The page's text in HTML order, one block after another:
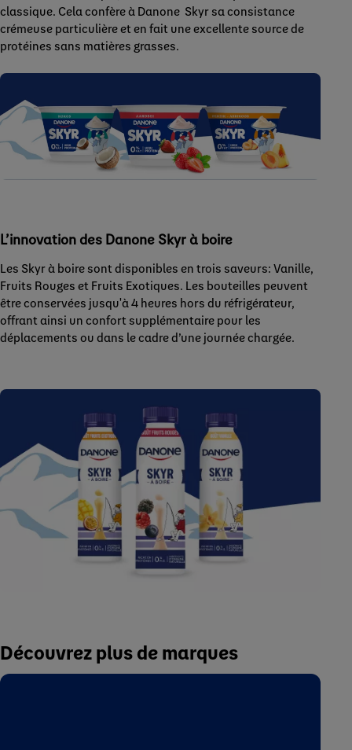
classique. Cela confère à Danone Skyr sa consistance
crémeuse particulière et en fait une excellente source de
protéines sans matières grasses.
L’innovation des Danone Skyr à boire
Les Skyr à boire sont disponibles en trois saveurs: Vanille,
Fruits Rouges et Fruits Exotiques. Les bouteilles peuvent
être conservées jusqu'à 4 heures hors du réfrigérateur,
offrant ainsi un confort supplémentaire pour les
déplacements ou dans le cadre d’une journée chargée.
Découvrez plus de marques